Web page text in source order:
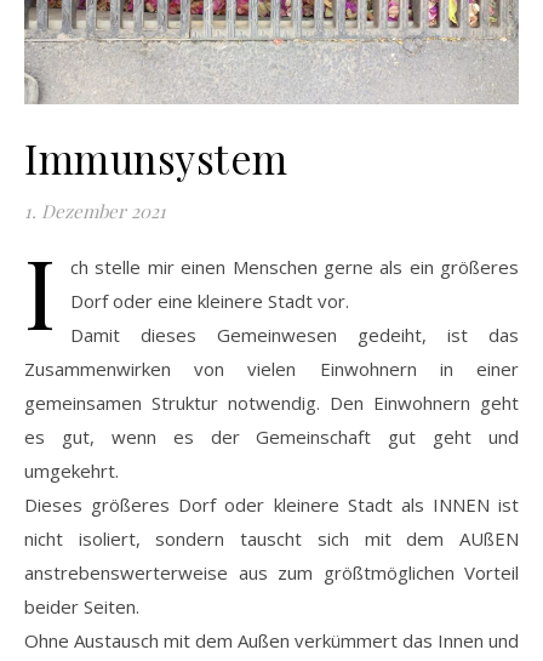
Immunsystem
1. Dezember 2021
I
ch stelle mir einen Menschen gerne als ein größeres
Dorf oder eine kleinere Stadt vor.
Damit dieses Gemeinwesen gedeiht, ist das
Zusammenwirken von vielen Einwohnern in einer
gemeinsamen Struktur notwendig. Den Einwohnern geht
es gut, wenn es der Gemeinschaft gut geht und
umgekehrt.
Dieses größeres Dorf oder kleinere Stadt als INNEN ist
nicht isoliert, sondern tauscht sich mit dem AUßEN
anstrebenswerterweise aus zum größtmöglichen Vorteil
beider Seiten.
Ohne Austausch mit dem Außen verkümmert das Innen und